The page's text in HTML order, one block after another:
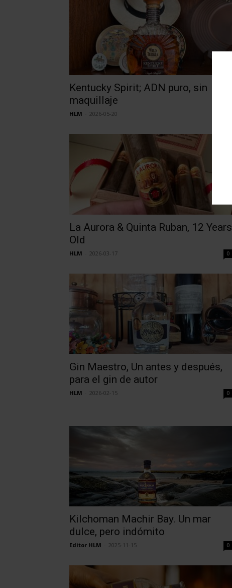
Kentucky Spirit; ADN puro, sin
maquillaje
HLM 2026-05-20
La Aurora & Quinta Ruban, 12 Years
Old
HLM 2026-03-17 0
Gin Maestro, Un antes y después,
para el gin de autor
HLM 2026-02-15 0
Kilchoman Machir Bay. Un mar
dulce, pero indómito
Editor HLM 2025-11-15 0